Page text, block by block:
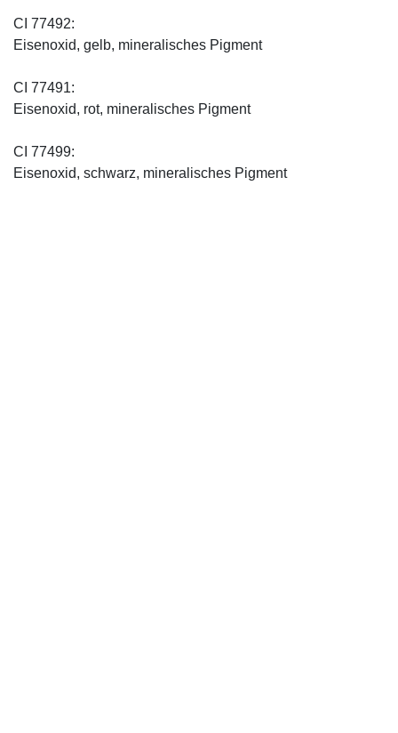
CI 77492:
Eisenoxid, gelb, mineralisches Pigment
CI 77491:
Eisenoxid, rot, mineralisches Pigment
CI 77499:
Eisenoxid, schwarz, mineralisches Pigment